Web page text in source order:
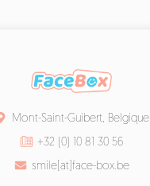
Mont-Saint-Guibert, Belgique
+32 (0) 10 81 30 56
smile[at]face-box.be